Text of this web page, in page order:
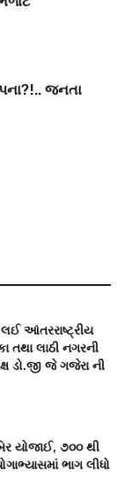
જનતા
લઈ આંતરરાષ્ટ્રીય
તથા લાઠી નગરની
ડો.જી જે ગજેરા ની
યોજાઈ, ૭૦૦ થી
ભાગ લીધો